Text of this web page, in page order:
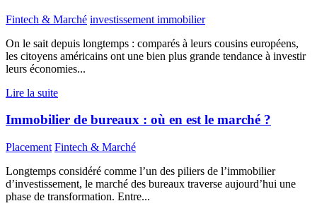
Fintech & Marché investissement immobilier
On le sait depuis longtemps : comparés à leurs cousins européens,
les citoyens américains ont une bien plus grande tendance à investir
leurs économies...
Lire la suite
Immobilier de bureaux : où en est le marché ?
Placement Fintech & Marché
Longtemps considéré comme l’un des piliers de l’immobilier
d’investissement, le marché des bureaux traverse aujourd’hui une
phase de transformation. Entre...